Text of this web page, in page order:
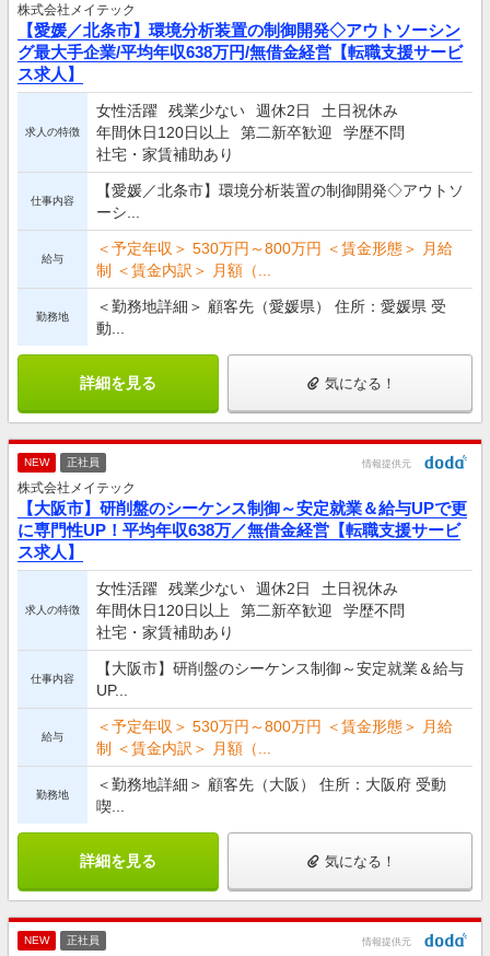
株式会社メイテック
【愛媛／北条市】環境分析装置の制御開発◇アウトソーシン
グ最大手企業/平均年収638万円/無借金経営【転職支援サービ
ス求人】
求人の特徴
女性活躍 残業少ない 週休2日
土日祝休み
年間休日120日以上
第二新卒歓迎
学歴不問
社宅・家賃補助あり
仕事内容
【愛媛／北条市】環境分析装置の制御開発◇アウトソ
ーシ...
給与
＜予定年収＞ 530万円～800万円 ＜賃金形態＞ 月給
制 ＜賃金内訳＞ 月額（...
勤務地
＜勤務地詳細＞ 顧客先（愛媛県） 住所：愛媛県 受
動...
詳細を見る 気になる！
NEW 正社員 情報提供元
株式会社メイテック
【大阪市】研削盤のシーケンス制御～安定就業＆給与UPで更
に専門性UP！平均年収638万／無借金経営【転職支援サービ
ス求人】
求人の特徴
女性活躍 残業少ない 週休2日
土日祝休み
年間休日120日以上
第二新卒歓迎
学歴不問
社宅・家賃補助あり
仕事内容
【大阪市】研削盤のシーケンス制御～安定就業＆給与
UP...
給与
＜予定年収＞ 530万円～800万円 ＜賃金形態＞ 月給
制 ＜賃金内訳＞ 月額（...
勤務地
＜勤務地詳細＞ 顧客先（大阪） 住所：大阪府 受動
喫...
詳細を見る 気になる！
NEW 正社員 情報提供元